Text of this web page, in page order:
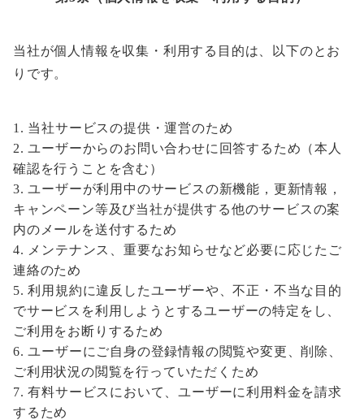
当社が個人情報を収集・利用する目的は、以下のとお
りです。
当社サービスの提供・運営のため
ユーザーからのお問い合わせに回答するため（本人
確認を行うことを含む）
ユーザーが利用中のサービスの新機能，更新情報，
キャンペーン等及び当社が提供する他のサービスの案
内のメールを送付するため
メンテナンス、重要なお知らせなど必要に応じたご
連絡のため
利用規約に違反したユーザーや、不正・不当な目的
でサービスを利用しようとするユーザーの特定をし、
ご利用をお断りするため
ユーザーにご自身の登録情報の閲覧や変更、削除、
ご利用状況の閲覧を行っていただくため
有料サービスにおいて、ユーザーに利用料金を請求
するため